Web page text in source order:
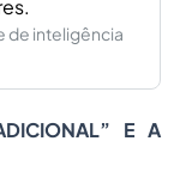
de inteligência
E A